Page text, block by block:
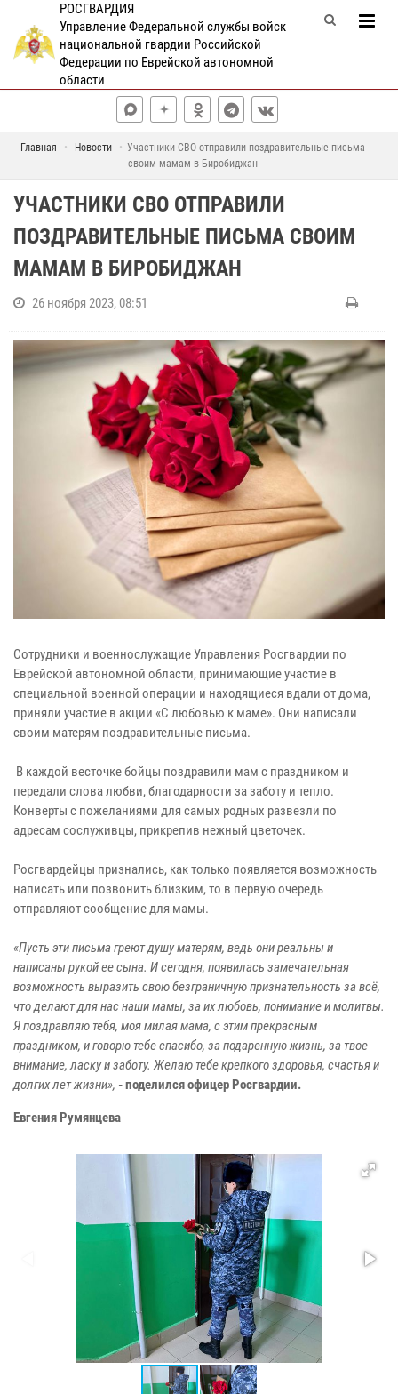
РОСГВАРДИЯ
Управление Федеральной службы войск
национальной гвардии Российской
Федерации по Еврейской автономной
области
Главная Новости
Участники СВО отправили поздравительные письма
своим мамам в Биробиджан
УЧАСТНИКИ СВО ОТПРАВИЛИ
ПОЗДРАВИТЕЛЬНЫЕ ПИСЬМА СВОИМ
МАМАМ В БИРОБИДЖАН
26 ноября 2023, 08:51
Сотрудники и военнослужащие Управления Росгвардии по
Еврейской автономной области, принимающие участие в
специальной военной операции и находящиеся вдали от дома,
приняли участие в акции «С любовью к маме». Они написали
своим матерям поздравительные письма.
В каждой весточке бойцы поздравили мам с праздником и
передали слова любви, благодарности за заботу и тепло.
Конверты с пожеланиями для самых родных развезли по
адресам сослуживцы, прикрепив нежный цветочек.
Росгвардейцы признались, как только появляется возможность
написать или позвонить близким, то в первую очередь
отправляют сообщение для мамы.
«Пусть эти письма греют душу матерям, ведь они реальны и
написаны рукой ее сына. И сегодня, появилась замечательная
возможность выразить свою безграничную признательность за всё,
что делают для нас наши мамы, за их любовь, понимание и молитвы.
Я поздравляю тебя, моя милая мама, с этим прекрасным
праздником, и говорю тебе спасибо, за подаренную жизнь, за твое
внимание, ласку и заботу. Желаю тебе крепкого здоровья, счастья и
долгих лет жизни», - поделился офицер Росгвардии.
Евгения Румянцева